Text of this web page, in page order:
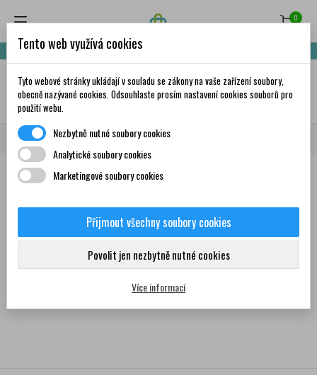
0
Nakupte za 999,- Kč a získáte dopravu zdarma!
✦AI
Domů Značky Tantum verde
Seznam produktů podle značky
Tantum verde
Žádný produkt nebyl bohužel nalezen
Tento web využívá cookies
Tyto webové stránky ukládají v souladu se zákony na vaše zařízení soubory,
obecně nazývané cookies. Odsouhlaste prosím nastavení cookies souborů pro
použití webu.
Nezbytně nutné soubory cookies
Analytické soubory cookies
Marketingové soubory cookies
Přijmout všechny soubory cookies
Povolit jen nezbytně nutné cookies
Více informací